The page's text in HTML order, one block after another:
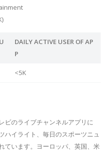
DAILY ACTIVE USER OF AP
P
<5K
ビのライブチャンネルアプリに
ハイライト、毎日のスポーツニュ
ています。ヨーロッパ、英国、米